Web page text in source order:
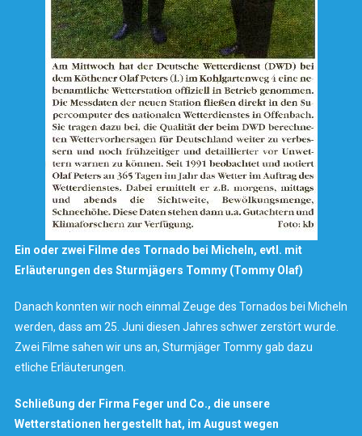
Ein oder zwei Filme des Tornado bei Micheln, evtl. mit
Erläuterungen des Sturmjägers Tommy (Tommy Olaf)
Danach konnten wir noch einmal Zeuge des Tornados bei Micheln
werden, dass am 25. Juni diesen Jahres schwer zerstört wurde.
Zwei Filme sahen wir uns an, Sturmjäger Tommy gab dazu
etliche Erläuterungen.
Schließung der Firma Feger und Co., die unsere
Wetterstationen hergestellt hat, im August wegen